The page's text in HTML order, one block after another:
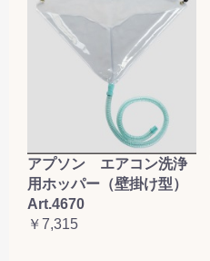
アプソン エアコン洗浄
用ホッパー（壁掛け型）
Art.4670
￥7,315